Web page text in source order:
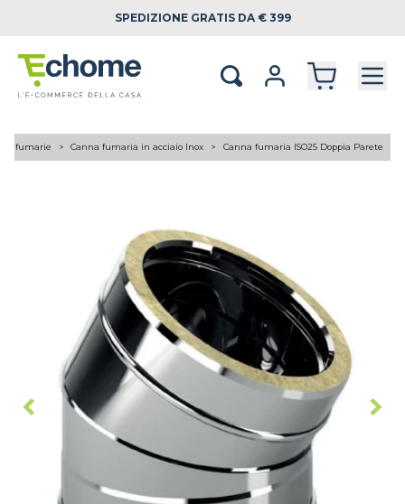
SPEDIZIONE GRATIS DA € 399
fumarie Canna fumaria in acciaio Inox Canna fumaria ISO25 Doppia Parete